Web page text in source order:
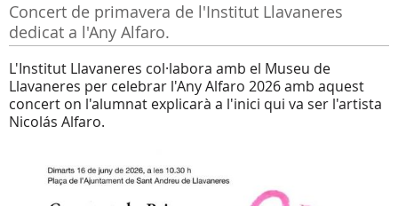
Concert de primavera de l'Institut Llavaneres
dedicat a l'Any Alfaro.
L'Institut Llavaneres col·labora amb el Museu de
Llavaneres per celebrar l'Any Alfaro 2026 amb aquest
concert on l'alumnat explicarà a l'inici qui va ser l'artista
Nicolás Alfaro.